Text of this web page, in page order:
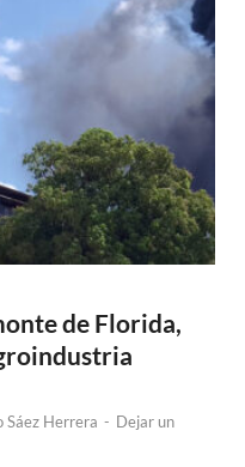
de Florida,
Sáez Herrera - Dejar un